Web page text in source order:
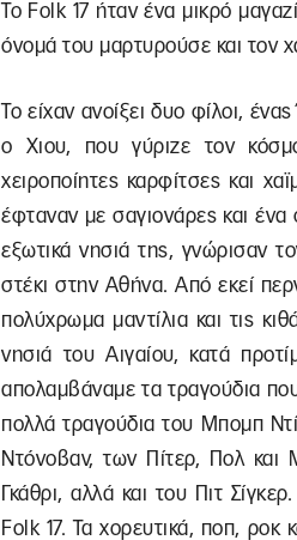
Το Folk 17 ήταν ένα μικρό
όνομά του μαρτυρούσε και τον
Το είχαν ανοίξει δυο φίλοι,
ο Χιου, που γύριζε τον
χειροποίητες καρφίτσες και
έφταναν με σαγιονάρες και ένα
εξωτικά νησιά της, γνώρισαν
στέκι στην Αθήνα. Από εκεί
πολύχρωμα μαντίλια και τις
νησιά του Αιγαίου, κατά
απολαμβάναμε τα τραγούδια
πολλά τραγούδια του Μπομπ
Ντόνοβαν, των Πίτερ, Πολ και
Γκάθρι, αλλά και του Πιτ
Folk 17. Τα χορευτικά, ποπ, ροκ